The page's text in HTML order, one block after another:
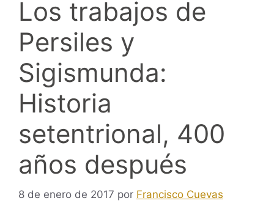
Los trabajos de
Persiles y
Sigismunda:
Historia
setentrional, 400
años después
8 de enero de 2017 por Francisco Cuevas